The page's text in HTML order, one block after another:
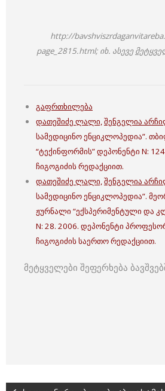
http://
page_2815.html; იხ. ასევე
გაფრთხილება
დათეშიძე ლალი,შენგელია
სამედიცინო ენციკლოპედია”.
“ტექინფორმის” დეპონენტი N:
ჩიგოგიძის რედაქციით.
დათეშიძე ლალი,შენგელია
სამედიცინო ენციკლოპედია”.
ჟურნალი “ექსპერიმენტული და
N: 28. 2006. დეპონენტი
ჩიგოგიძის საერთო რედაქციით.
მეტყველები შეფერხება